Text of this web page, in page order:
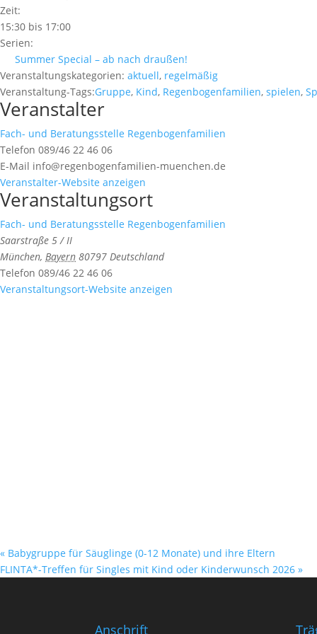
Zeit:
15:30 bis 17:00
Serien:
Summer Special – ab nach draußen!
Veranstaltungskategorien: aktuell, regelmäßig
Veranstaltung-Tags:Gruppe, Kind, Regenbogenfamilien, spielen,
Veranstalter
Fach- und Beratungsstelle Regenbogenfamilien
Telefon 089/46 22 46 06
E-Mail info@regenbogenfamilien-muenchen.de
Veranstalter-Website anzeigen
Veranstaltungsort
Fach- und Beratungsstelle Regenbogenfamilien
Saarstraße 5 / II
München, Bayern 80797 Deutschland
Telefon 089/46 22 46 06
Veranstaltungsort-Website anzeigen
« Babygruppe für Säuglinge (0-12 Monate) und ihre Eltern
FLINTA*-Treffen für Singles mit Kind oder Kinderwunsch 2026 »
Anschrift